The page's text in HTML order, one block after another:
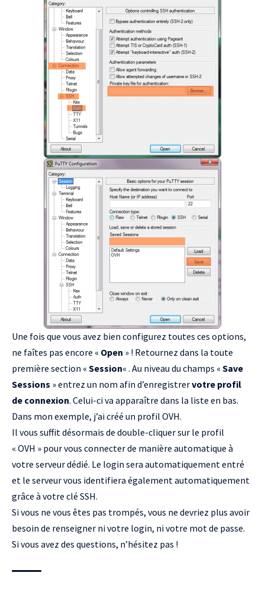
Une fois que vous avez bien configurez toutes ces options,
ne faîtes pas encore « Open » ! Retournez dans la toute
première section « Session« . Au niveau du champs « Save
Sessions » entrez un nom afin d’enregistrervotre profil
de connexion. Celui-ci va apparaître dans la liste en bas.
Dans mon exemple, j’ai créé un profil OVH.
Il vous suffit désormais de double-cliquer sur le profil
« OVH » pour vous connecter de manière automatique à
votre serveur dédié. Le login sera automatiquement entré
et le serveur vous identifiera également automatiquement
grâce à votre clé SSH.
Si vous ne vous êtes pas trompés, vous ne devriez plus avoir
besoin de renseigner ni votre login, ni votre mot de passe.
Si vous avez des questions, n’hésitez pas !